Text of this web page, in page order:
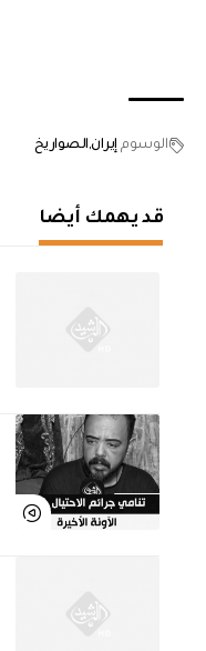
الوسوم إيران الصواريخ
قد يهمك أيضا